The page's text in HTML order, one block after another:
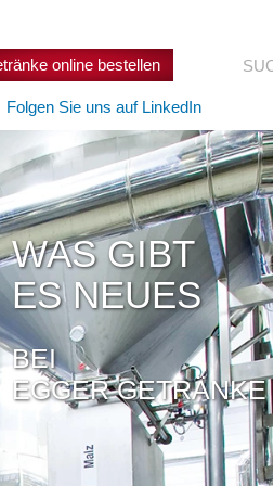
online bestellen
Folgen Sie uns auf LinkedIn
WAS GIBT
ES NEUES
BEI
EGGER GETRÄNKE